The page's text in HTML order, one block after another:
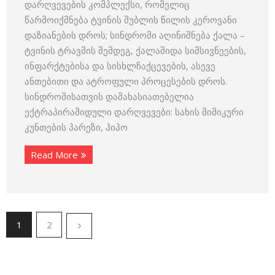
დარღვევების კომპლექსი, რომელიც
წარმოიქმნება ტვინის შუბლის წილის კეროვანი
დაზიანების დროს; სინდრომი აღინიშნება ქალა –
ტვინის ტრავმის შემდეგ, ქალაშიდა სიმსივნეების,
ინფარქტებისა და სისხლჩაქცევების, ასევე
ანთებითი და ატროფული პროცესების დროს.
სინდრომისათვის დამახასიათებელია
ექტრაპირამიდული დარღვევები: სახის მიმიკური
კუნთების პარეზი, ჰიპო
Read More
1 2